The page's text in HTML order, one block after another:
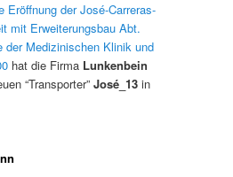
Eröffnung der José-Carreras-
mit Erweiterungsbau Abt.
der Medizinischen Klinik und
hat die Firma Lunkenbein
“Transporter”José_13 in